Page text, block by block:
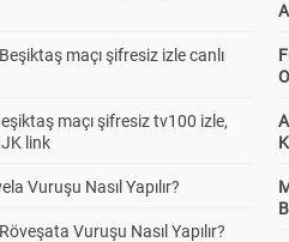
maçı şifresiz izle canlı
maçı şifresiz tv100 izle,
link
Vuruşu Nasıl Yapılır?
Vuruşu Nasıl Yapılır?